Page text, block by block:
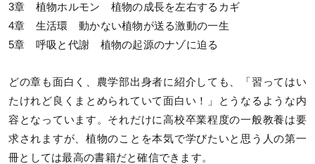
3章 植物ホルモン 植物の成長を左右するカギ
4章 生活環 動かない植物が送る激動の一生
5章 呼吸と代謝 植物の起源のナゾに迫る
どの章も面白く、農学部出身者に紹介しても、「習ってはい
たけれど良くまとめられていて面白い！」とうなるような内
容となっています。それだけに高校卒業程度の一般教養は要
求されますが、植物のことを本気で学びたいと思う人の第一
冊としては最高の書籍だと確信できます。